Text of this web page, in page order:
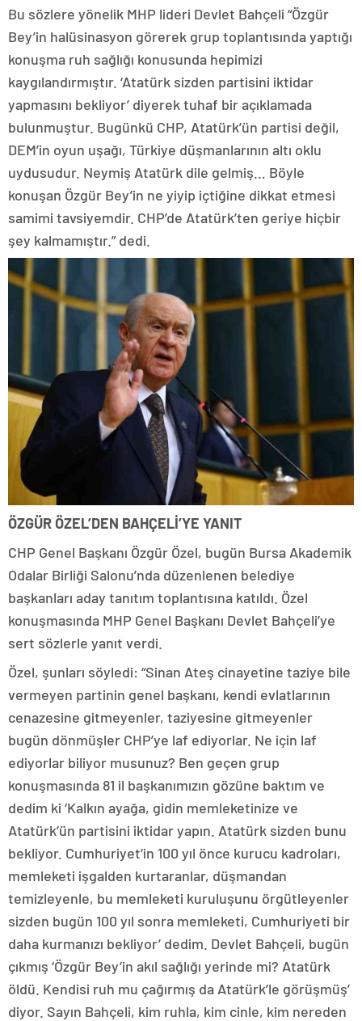
Bu sözlere yönelik MHP lideri Devlet Bahçeli “Özgür
Bey’in halüsinasyon görerek grup toplantısında yaptığı
konuşma ruh sağlığı konusunda hepimizi
kaygılandırmıştır. ‘Atatürk sizden partisini iktidar
yapmasını bekliyor’ diyerek tuhaf bir açıklamada
bulunmuştur. Bugünkü CHP, Atatürk’ün partisi değil,
DEM’in oyun uşağı, Türkiye düşmanlarının altı oklu
uydusudur. Neymiş Atatürk dile gelmiş… Böyle
konuşan Özgür Bey’in ne yiyip içtiğine dikkat etmesi
samimi tavsiyemdir. CHP’de Atatürk’ten geriye hiçbir
şey kalmamıştır.” dedi.
ÖZGÜR ÖZEL’DEN BAHÇELİ’YE YANIT
CHP Genel Başkanı Özgür Özel, bugün Bursa Akademik
Odalar Birliği Salonu’nda düzenlenen belediye
başkanları aday tanıtım toplantısına katıldı. Özel
konuşmasında MHP Genel Başkanı Devlet Bahçeli’ye
sert sözlerle yanıt verdi.
Özel, şunları söyledi: “Sinan Ateş cinayetine taziye bile
vermeyen partinin genel başkanı, kendi evlatlarının
cenazesine gitmeyenler, taziyesine gitmeyenler
bugün dönmüşler CHP’ye laf ediyorlar. Ne için laf
ediyorlar biliyor musunuz? Ben geçen grup
konuşmasında 81 il başkanımızın gözüne baktım ve
dedim ki ‘Kalkın ayağa, gidin memleketinize ve
Atatürk’ün partisini iktidar yapın. Atatürk sizden bunu
bekliyor. Cumhuriyet’in 100 yıl önce kurucu kadroları,
memleketi işgalden kurtaranlar, düşmandan
temizleyenle, bu memleketi kuruluşunu örgütleyenler
sizden bugün 100 yıl sonra memleketi, Cumhuriyeti bir
daha kurmanızı bekliyor’ dedim. Devlet Bahçeli, bugün
çıkmış ‘Özgür Bey’in akıl sağlığı yerinde mi? Atatürk
öldü. Kendisi ruh mu çağırmış da Atatürk’le görüşmüş’
diyor. Sayın Bahçeli, kim ruhla, kim cinle, kim nereden